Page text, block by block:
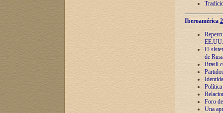
Iberoamérica
EE.UU.
El
de
Brasil
Política
Foro
Una